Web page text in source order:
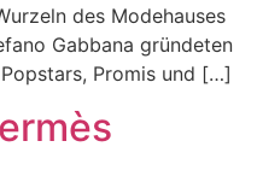
des Modehauses
Gabbana gründeten
Promis und […]